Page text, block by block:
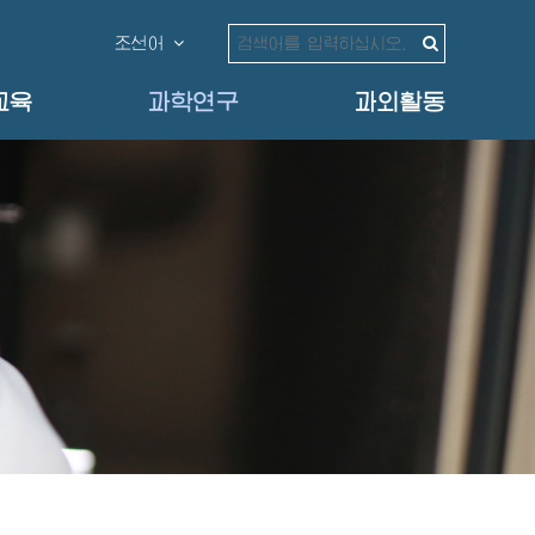
조선어
육 과학연구 과외활동